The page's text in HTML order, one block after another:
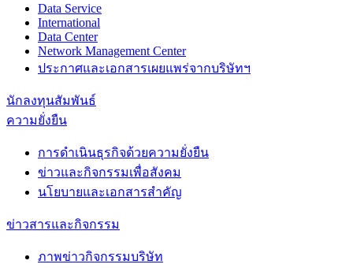
Data Service
International
Data Center
Network Management Center
ประกาศและเอกสารเผยแพร่จากบริษัทฯ
นักลงทุนสัมพันธ์
ความยั่งยืน
การดำเนินธุรกิจด้วยความยั่งยืน
ข่าวและกิจกรรมเพื่อสังคม
นโยบายและเอกสารสำคัญ
ข่าวสารและกิจกรรม
ภาพข่าวกิจกรรมบริษัท